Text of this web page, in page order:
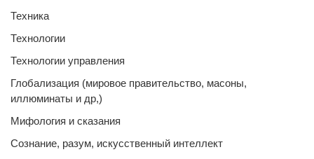
Техника
Технологии
Технологии управления
Глобализация (мировое правительство, масоны,
иллюминаты и др,)
Мифология и сказания
Сознание, разум, искусственный интеллект